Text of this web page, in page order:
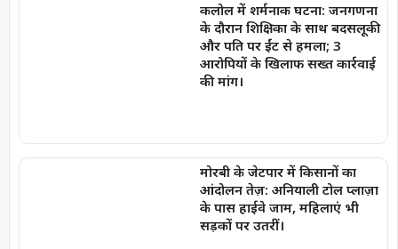
कलोल में शर्मनाक घटना: जनगणना
के दौरान शिक्षिका के साथ बदसलूकी
और पति पर ईंट से हमला; 3
आरोपियों के खिलाफ सख्त कार्रवाई
की मांग।
मोरबी के जेटपार में किसानों का
आंदोलन तेज़: अनियाली टोल प्लाज़ा
के पास हाईवे जाम, महिलाएं भी
सड़कों पर उतरीं।